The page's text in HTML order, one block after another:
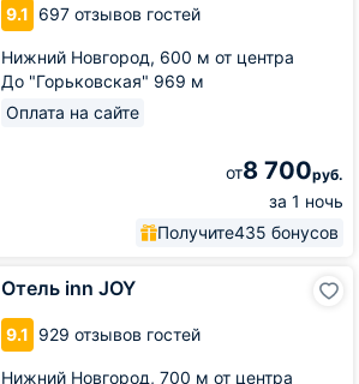
9.1 697 отзывов гостей
Нижний Новгород, 600 м от центра
До "Горьковская" 969 м
Оплата на сайте
от8 700руб.
за 1 ночь
Получите435 бонусов
Отель inn JOY
9.1 929 отзывов гостей
Нижний Новгород, 700 м от центра